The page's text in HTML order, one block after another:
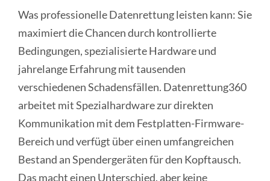
Was professionelle Datenrettung leisten kann: Sie
maximiert die Chancen durch kontrollierte
Bedingungen, spezialisierte Hardware und
jahrelange Erfahrung mit tausenden
verschiedenen Schadensfällen. Datenrettung360
arbeitet mit Spezialhardware zur direkten
Kommunikation mit dem Festplatten-Firmware-
Bereich und verfügt über einen umfangreichen
Bestand an Spendergeräten für den Kopftausch.
Das macht einen Unterschied, aber keine